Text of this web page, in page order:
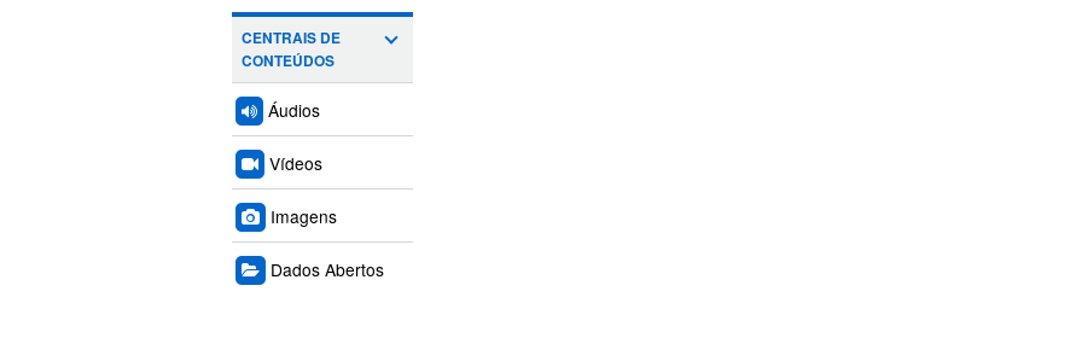
CENTRAIS DE
CONTEÚDOS
Áudios
Vídeos
Imagens
Dados Abertos